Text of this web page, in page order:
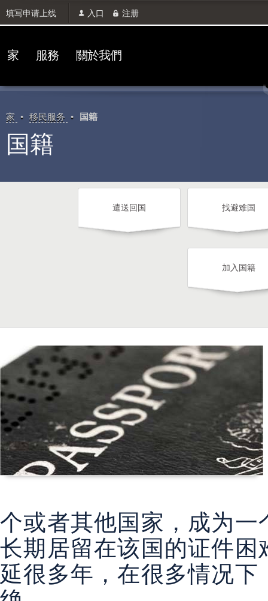
填写申请上线 入口 注册
家 服務 關於我們
家 移民服务 国籍
国籍
遣送回国 找避难国
加入国籍
个或者其他国家，成为
长期居留在该国的证件
延很多年，在很多情况